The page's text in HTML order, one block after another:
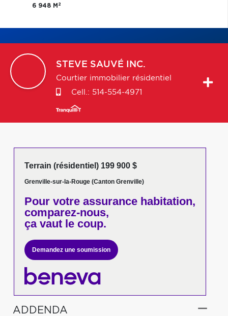
6 948 M 2
STEVE SAUVÉ INC.
Courtier immobilier résidentiel
Cell.: 514-554-4971
Terrain (résidentiel) 199 900 $
Grenville-sur-la-Rouge (Canton Grenville)
Pour votreassurance habitation,
comparez-nous,
ça vaut le coup.
Demandez une soumission
ADDENDA